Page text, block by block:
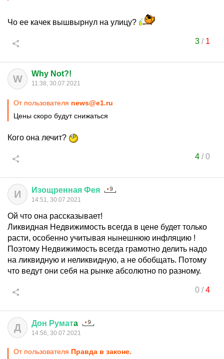
Чо ее качек вышвырнул на улицу?
3/ 1
W Why Not?!
11:38, 30.07.2021
От пользователя news@e1.ru
Цены скоро будут снижаться
Кого она лечит?
4/0
И Изощренная Фея
14:51, 30.07.2021
Ой что она рассказывает!
Ликвидная Недвижимость всегда в цене будет только
расти, особенно учитывая нынешнюю инфляцию !
Поэтому Недвижимость всегда грамотно делить надо
на ликвидную и неликвидную, а не обобщать. Потому
что ведут они себя на рынке абсолютно по разному.
0/4
Д Дон Руматa
14:56, 30.07.2021
От пользователя Правда в законе.